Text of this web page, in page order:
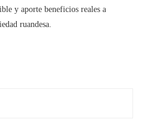
y aporte beneficios reales a
ruandesa.